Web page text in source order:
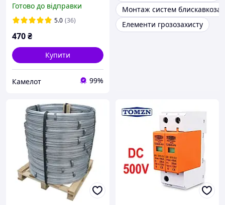
PV/2P DC 600v розрядник
блискавкозахист для
Готово до відправки
5.0 (36)
470₴
Купити
Камелот 99%
Монтаж систем
Елементи грозозахисту